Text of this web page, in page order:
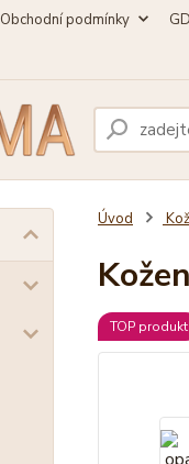
Obchodní podmínky
Úvod
TOP produkt